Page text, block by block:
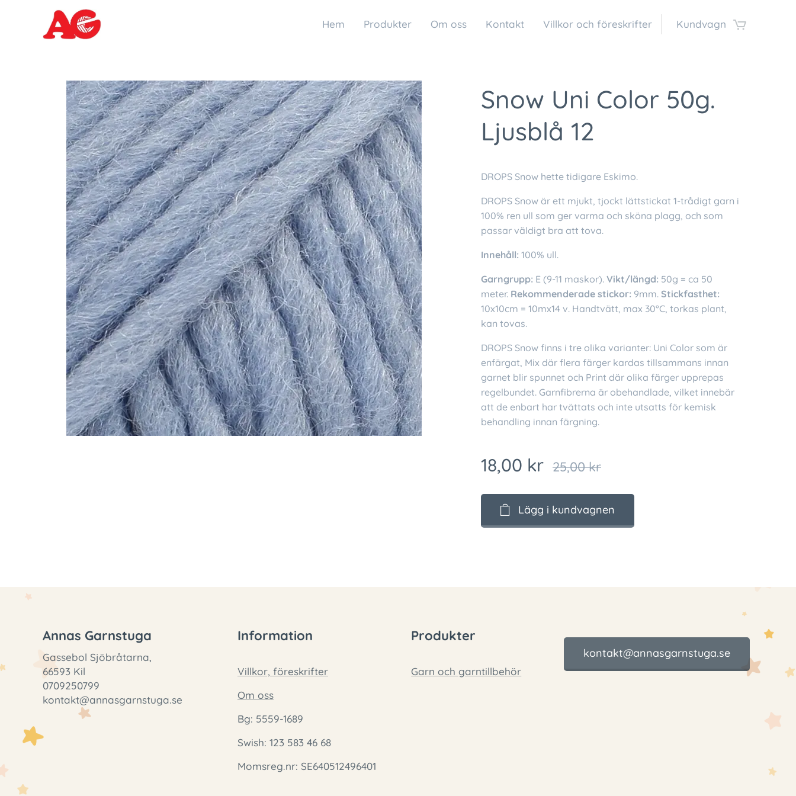
Hem Produkter Om oss Kontakt Villkor och föreskrifter Kundvagn
Snow Uni Color 50g.
Ljusblå 12
DROPS Snow hette tidigare Eskimo.
DROPS Snow är ett mjukt, tjockt lättstickat 1-trådigt garn i
100% ren ull som ger varma och sköna plagg, och som
passar väldigt bra att tova.
Innehåll: 100% ull.
Garngrupp: E (9-11 maskor). Vikt/längd: 50g = ca 50
meter. Rekommenderade stickor: 9mm. Stickfasthet:
10x10cm = 10mx14 v. Handtvätt, max 30°C, torkas plant,
kan tovas.
DROPS Snow finns i tre olika varianter: Uni Color som är
enfärgat, Mix där flera färger kardas tillsammans innan
garnet blir spunnet och Print där olika färger upprepas
regelbundet. Garnfibrerna är obehandlade, vilket innebär
att de enbart har tvättats och inte utsatts för kemisk
behandling innan färgning.
18,00 kr 25,00kr
Lägg i kundvagnen
Annas Garnstuga
Gassebol Sjöbråtarna,
66593 Kil
0709250799
kontakt@annasgarnstuga.se
Information
Villkor, föreskrifter
Om oss
Bg: 5559-1689
Swish: 123 583 46 68
Momsreg.nr: SE640512496401
Produkter
Garn och garntillbehör
kontakt@annasgarnstuga.se